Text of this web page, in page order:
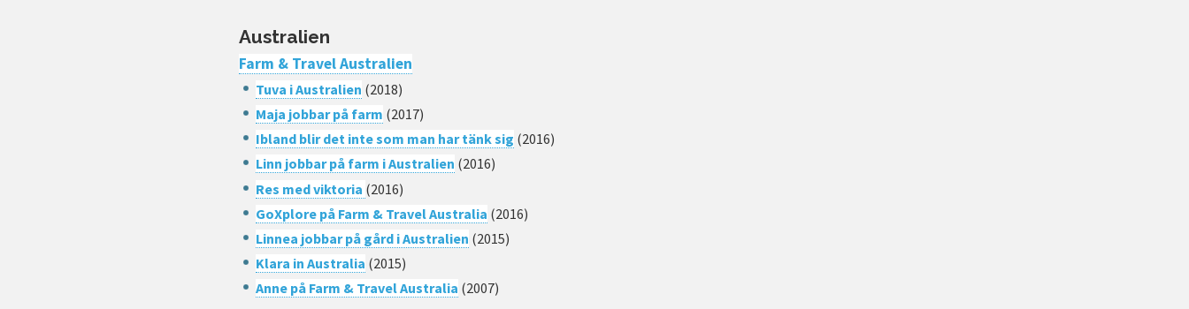
Australien
Farm & Travel Australien
Tuva i Australien (2018)
Maja jobbar på farm (2017)
Ibland blir det inte som man har tänk sig (2016)
Linn jobbar på farm i Australien (2016)
Res med viktoria (2016)
GoXplore på Farm & Travel Australia (2016)
Linnea jobbar på gård i Australien (2015)
Klara in Australia (2015)
Anne på Farm & Travel Australia (2007)